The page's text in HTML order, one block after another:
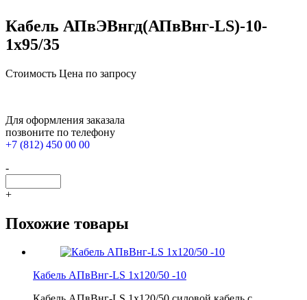
Кабель АПвЭВнгд(АПвВнг-LS)-10-
1х95/35
Стоимость Цена по запросу
Для оформления заказала
позвоните по телефону
+7 (812) 450 00 00
-
+
Похожие товары
Кабель АПвВнг-LS 1х120/50 -10